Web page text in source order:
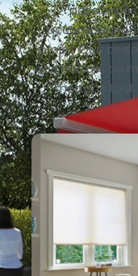
projet. Que ce
des portails ou
mettons tout